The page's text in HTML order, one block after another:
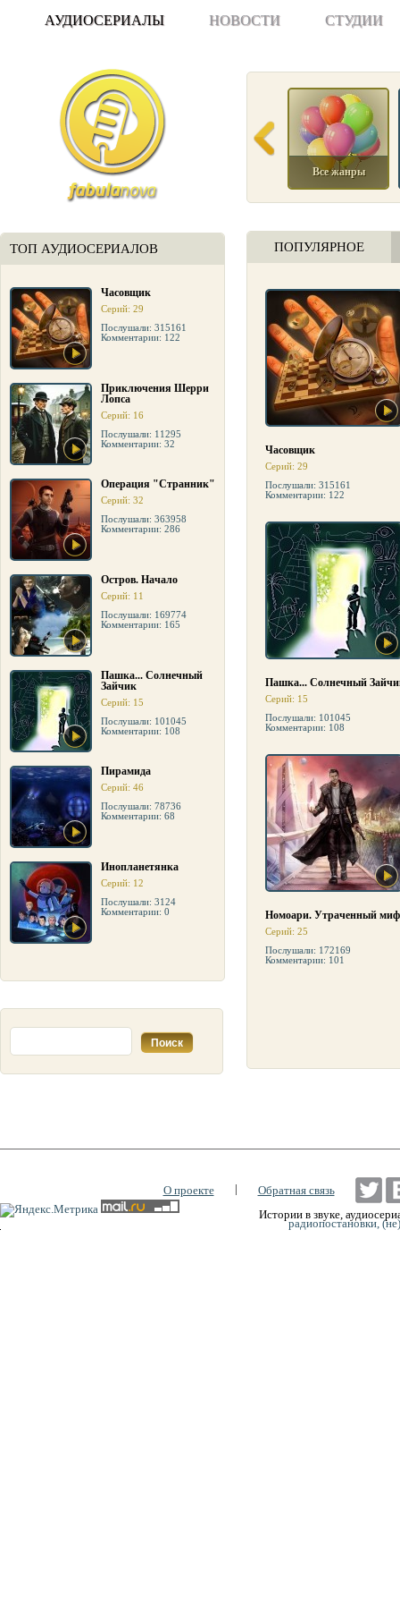
АУДИОСЕРИАЛЫ НОВОСТИ СТУДИИ
ТОП АУДИОСЕРИАЛОВ
Часовщик
Серий: 29
Послушали: 315161
Комментарии: 122
Приключения Шерри
Лопса
Серий: 16
Послушали: 11295
Комментарии: 32
Операция "Странник"
Серий: 32
Послушали: 363958
Комментарии: 286
Остров. Начало
Серий: 11
Послушали: 169774
Комментарии: 165
Пашка... Солнечный
Зайчик
Серий: 15
Послушали: 101045
Комментарии: 108
Пирамида
Серий: 46
Послушали: 78736
Комментарии: 68
Инопланетянка
Серий: 12
Послушали: 3124
Комментарии: 0
Все жанры
ПОПУЛЯРНОЕ
Часовщик
Серий: 29
Послушали: 315161
Комментарии: 122
Пашка... Солнечный
Серий: 15
Послушали: 101045
Комментарии: 108
Номоари. Утраченный миф
Серий: 25
Послушали: 172169
Комментарии: 101
О проекте |
Обратная связь
Истории в звуке,
радиопостановки,